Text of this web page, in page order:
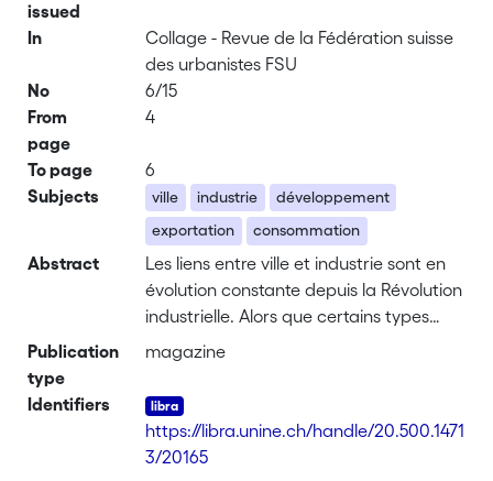
issued
In
Collage - Revue de la Fédération suisse
des urbanistes FSU
No
6/15
From
page
4
To page
6
Subjects
ville industrie
développement
exportation
consommation
Abstract
Les liens entre ville et industrie sont en
évolution constante depuis la Révolution
industrielle. Alors que certains types
d’industries ont avantage à se localiser
d’une localisation en milieu urbain,
notamment pour l’accès facilité à une
main d’œuvre qualifiée. Par l’entremise
Publication
type
magazine
Identifiers
https://libra.unine.ch/handle/20.500.1471
3/20165